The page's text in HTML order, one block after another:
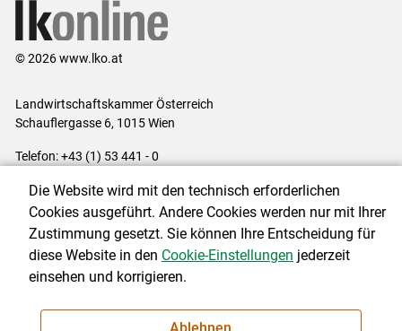
© 2026 www.lko.at
Landwirtschaftskammer Österreich
Schauflergasse 6, 1015 Wien
Telefon:+43 (1) 53 441 - 0
Impressum|Kontakt|Login für Berater|Datenschutzerklärung|
Barrierefreiheit
Cookie-Einstellungen
NEWSLETTER
Die Website wird mit den technisch erforderlichen
Cookies ausgeführt. Andere Cookies werden nur mit Ihrer
Zustimmung gesetzt. Sie können Ihre Entscheidung für
diese Website in den Cookie-Einstellungen jederzeit
einsehen und korrigieren.